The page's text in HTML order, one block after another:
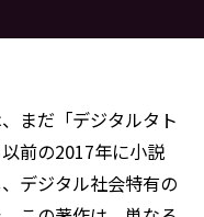
まだ「デジタルタト
前の2017年に小説
デジタル社会特有の